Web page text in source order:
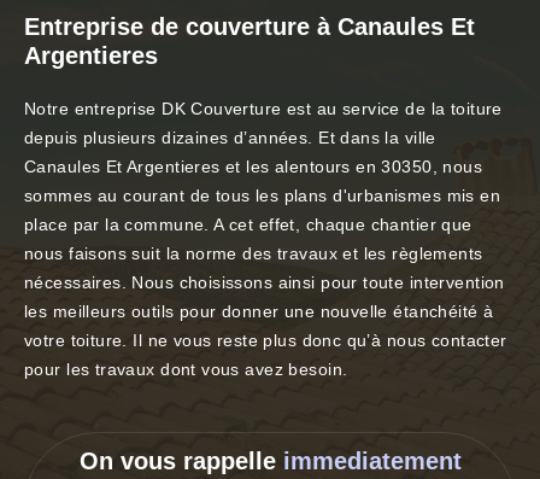
Entreprise de couverture à Canaules Et
Argentieres
Notre entreprise DK Couverture est au service de la toiture
depuis plusieurs dizaines d’années. Et dans la ville
Canaules Et Argentieres et les alentours en 30350, nous
sommes au courant de tous les plans d'urbanismes mis en
place par la commune. A cet effet, chaque chantier que
nous faisons suit la norme des travaux et les règlements
nécessaires. Nous choisissons ainsi pour toute intervention
les meilleurs outils pour donner une nouvelle étanchéité à
votre toiture. Il ne vous reste plus donc qu’à nous contacter
pour les travaux dont vous avez besoin.
On vous rappelle immediatement